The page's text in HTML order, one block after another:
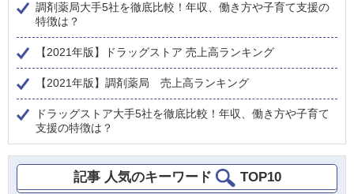
調剤薬局大手5社を徹底比較！年収、働き方や子育て支援の
特徴は？
【2021年版】ドラッグストア 売上高ランキング
【2021年版】調剤薬局 売上高ランキング
ドラッグストア大手5社を徹底比較！年収、働き方や子育て
支援の特徴は？
記事 人気のキーワード TOP10